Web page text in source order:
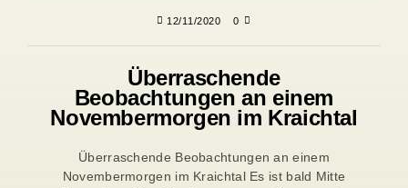
12/11/2020 0
Überraschende
Beobachtungen an einem
Novembermorgen im Kraichtal
Überraschende Beobachtungen an einem
Novembermorgen im Kraichtal Es ist bald Mitte